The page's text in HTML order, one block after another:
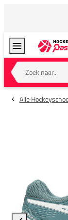
Zoek naar...
Alle